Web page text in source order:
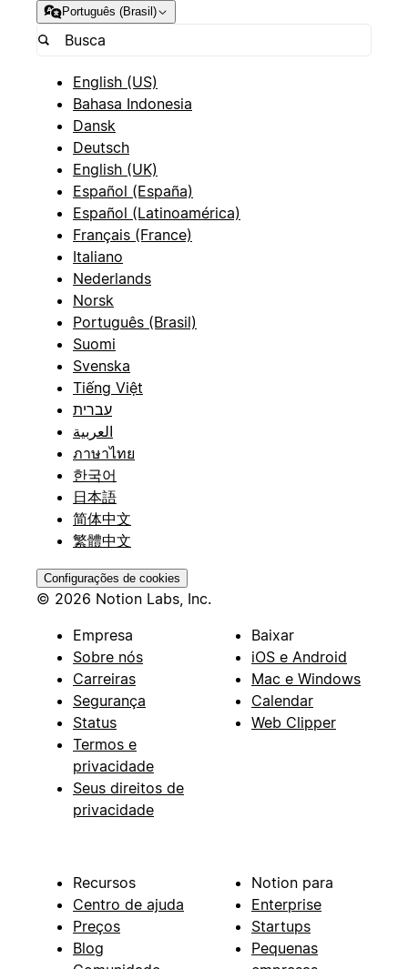
Português (Brasil)
English (US)
Bahasa Indonesia
Dansk
Deutsch
English (UK)
Español (España)
Español (Latinoamérica)
Français (France)
Italiano
Nederlands
Norsk
Português (Brasil)
Suomi
Svenska
Tiếng Việt
עברית
العربية
ภาษาไทย
한국어
日本語
简体中文
繁體中文
Configurações de cookies
© 2026 Notion Labs, Inc.
Empresa
Sobre nós
Carreiras
Segurança
Status
Termos e
privacidade
Seus direitos de
privacidade
Baixar
iOS e Android
Mac e Windows
Calendar
Web Clipper
Recursos
Centro de ajuda
Preços
Blog
Notion para
Enterprise
Startups
Pequenas